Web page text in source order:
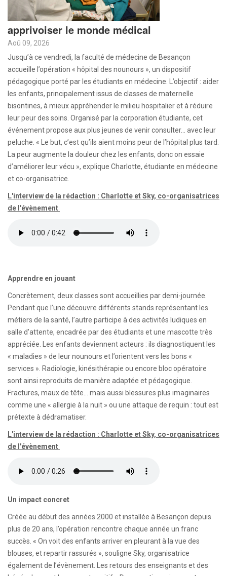
apprivoiser le monde médical
Aoû 09, 2026
Jusqu’à ce vendredi, la faculté de médecine de Besançon
accueille l’opération « hôpital des nounours », un dispositif
pédagogique porté par les étudiants en médecine. L’objectif : aider
les enfants, principalement issus de classes de maternelle
bisontines, à mieux appréhender le milieu hospitalier et à réduire
leur peur des soins. Organisé par la corporation étudiante, cet
événement propose aux plus jeunes de venir consulter… avec leur
peluche. « Le but, c’est qu’ils aient moins peur de l’hôpital plus tard.
La peur augmente la douleur chez les enfants, donc on essaie
d’améliorer leur vécu », explique Charlotte, étudiante en médecine
et co-organisatrice.
L'interview de la rédaction : Charlotte et Sky, co-organisatrices
de l'évènement
Apprendre en jouant
Concrètement, deux classes sont accueillies par demi-journée.
Pendant que l’une découvre différents stands représentant les
métiers de la santé, l’autre participe à des activités ludiques en
salle d’attente, encadrée par des étudiants et une mascotte très
appréciée. Les enfants deviennent acteurs : ils diagnostiquent les
« maladies » de leur nounours et l’orientent vers les bons «
services ». Radiologie, kinésithérapie ou encore bloc opératoire
sont ainsi reproduits de manière adaptée et pédagogique.
Fractures, maux de tête… mais aussi blessures plus imaginaires
comme une « allergie à la nuit » ou une attaque de requin : tout est
prétexte à dédramatiser.
L'interview de la rédaction : Charlotte et Sky, co-organisatrices
de l'évènement
Un impact concret
Créée au début des années 2000 et installée à Besançon depuis
plus de 20 ans, l’opération rencontre chaque année un franc
succès. « On voit des enfants arriver en pleurant à la vue des
blouses, et repartir rassurés », souligne Sky, organisatrice
également de l’évènement. Les retours des enseignants et des